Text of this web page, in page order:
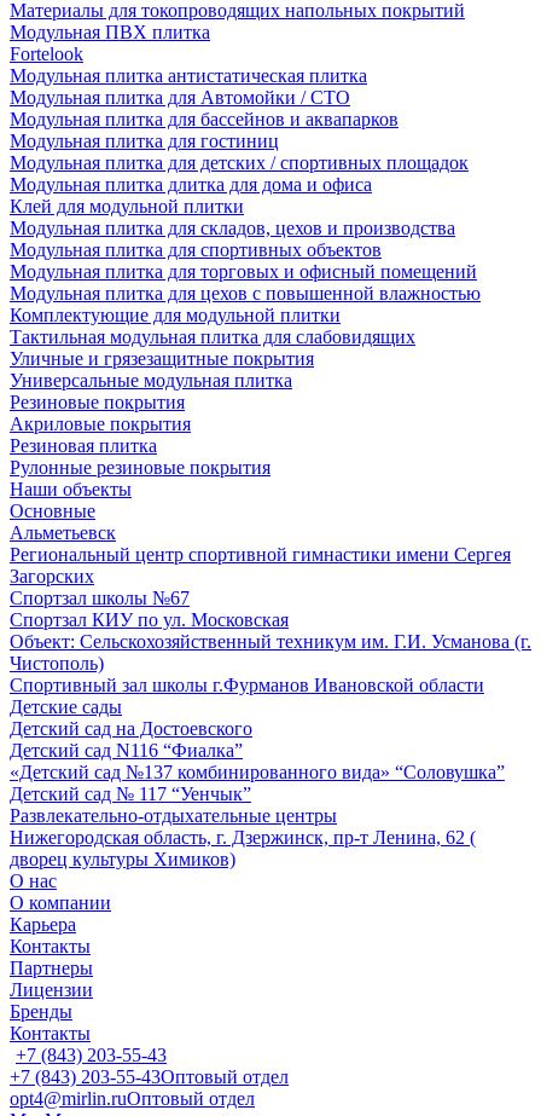
Материалы для токопроводящих напольных покрытий
Модульная ПВХ плитка
Fortelook
Модульная плитка антистатическая плитка
Модульная плитка для Автомойки / СТО
Модульная плитка для бассейнов и аквапарков
Модульная плитка для гостиниц
Модульная плитка для детских / спортивных площадок
Модульная плитка длитка для дома и офиса
Клей для модульной плитки
Модульная плитка для складов, цехов и производства
Модульная плитка для спортивных объектов
Модульная плитка для торговых и офисный помещений
Модульная плитка для цехов с повышенной влажностью
Комплектующие для модульной плитки
Тактильная модульная плитка для слабовидящих
Уличные и грязезащитные покрытия
Универсальные модульная плитка
Резиновые покрытия
Акриловые покрытия
Резиновая плитка
Рулонные резиновые покрытия
Наши объекты
Основные
Альметьевск
Региональный центр спортивной гимнастики имени Сергея
Загорских
Спортзал школы №67
Спортзал КИУ по ул. Московская
Объект: Сельскохозяйственный техникум им. Г.И. Усманова (г.
Чистополь)
Спортивный зал школы г.Фурманов Ивановской области
Детские сады
Детский сад на Достоевского
Детский сад N116 “Фиалка”
«Детский сад №137 комбинированного вида» “Соловушка”
Детский сад № 117 “Уенчык”
Развлекательно-отдыхательные центры
Нижегородская область, г. Дзержинск, пр-т Ленина, 62 (
дворец культуры Химиков)
О нас
О компании
Карьера
Контакты
Партнеры
Лицензии
Бренды
Контакты
+7 (843) 203-55-43
+7 (843) 203-55-43Оптовый отдел
opt4@mirlin.ruОптовый отдел